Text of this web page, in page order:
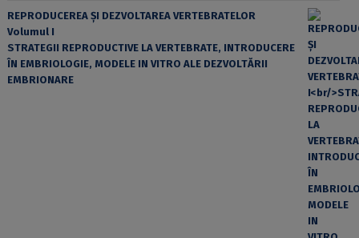
REPRODUCEREA ȘI DEZVOLTAREA VERTEBRATELOR
Volumul I
STRATEGII REPRODUCTIVE LA VERTEBRATE, INTRODUCERE
ÎN EMBRIOLOGIE, MODELE IN VITRO ALE DEZVOLTĂRII
EMBRIONARE